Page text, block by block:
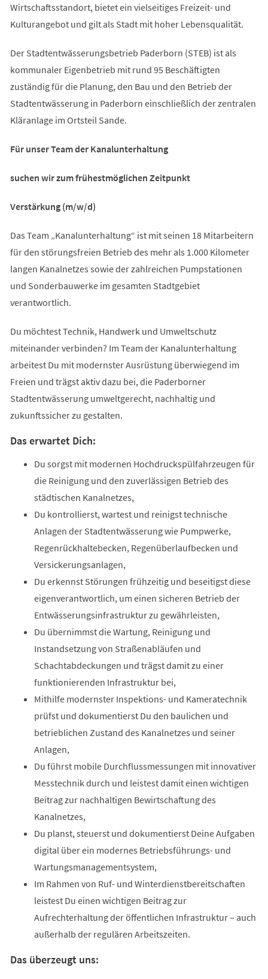
Wirtschaftsstandort, bietet ein vielseitiges Freizeit- und
Kulturangebot und gilt als Stadt mit hoher Lebensqualität.
Der Stadtentwässerungsbetrieb Paderborn (STEB) ist als
kommunaler Eigenbetrieb mit rund 95 Beschäftigten
zuständig für die Planung, den Bau und den Betrieb der
Stadtentwässerung in Paderborn einschließlich der zentralen
Kläranlage im Ortsteil Sande.
Für unser Team der Kanalunterhaltung
suchen wir zum frühestmöglichen Zeitpunkt
Verstärkung (m/w/d)
Das Team „Kanalunterhaltung“ ist mit seinen 18 Mitarbeitern
für den störungsfreien Betrieb des mehr als 1.000 Kilometer
langen Kanalnetzes sowie der zahlreichen Pumpstationen
und Sonderbauwerke im gesamten Stadtgebiet
verantwortlich.
Du möchtest Technik, Handwerk und Umweltschutz
miteinander verbinden? Im Team der Kanalunterhaltung
arbeitest Du mit modernster Ausrüstung überwiegend im
Freien und trägst aktiv dazu bei, die Paderborner
Stadtentwässerung umweltgerecht, nachhaltig und
zukunftssicher zu gestalten.
Das erwartet Dich:
Du sorgst mit modernen Hochdruckspülfahrzeugen für
die Reinigung und den zuverlässigen Betrieb des
städtischen Kanalnetzes,
Du kontrollierst, wartest und reinigst technische
Anlagen der Stadtentwässerung wie Pumpwerke,
Regenrückhaltebecken, Regenüberlaufbecken und
Versickerungsanlagen,
Du erkennst Störungen frühzeitig und beseitigst diese
eigenverantwortlich, um einen sicheren Betrieb der
Entwässerungsinfrastruktur zu gewährleisten,
Du übernimmst die Wartung, Reinigung und
Instandsetzung von Straßenabläufen und
Schachtabdeckungen und trägst damit zu einer
funktionierenden Infrastruktur bei,
Mithilfe modernster Inspektions- und Kameratechnik
prüfst und dokumentierst Du den baulichen und
betrieblichen Zustand des Kanalnetzes und seiner
Anlagen,
Du führst mobile Durchflussmessungen mit innovativer
Messtechnik durch und leistest damit einen wichtigen
Beitrag zur nachhaltigen Bewirtschaftung des
Kanalnetzes,
Du planst, steuerst und dokumentierst Deine Aufgaben
digital über ein modernes Betriebsführungs- und
Wartungsmanagementsystem,
Im Rahmen von Ruf- und Winterdienstbereitschaften
leistest Du einen wichtigen Beitrag zur
Aufrechterhaltung der öffentlichen Infrastruktur – auch
außerhalb der regulären Arbeitszeiten.
Das überzeugt uns: